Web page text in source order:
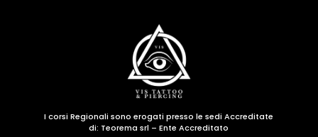
I corsi Regionali sono erogati presso le sedi Accreditate
di: Teorema srl – Ente Accreditato